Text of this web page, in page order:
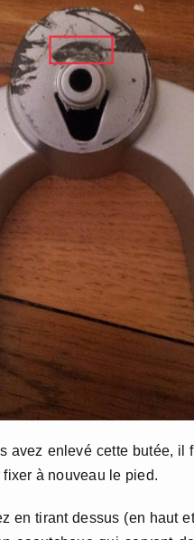
avez enlevé cette butée, il
à nouveau le pied.
en tirant dessus (en haut